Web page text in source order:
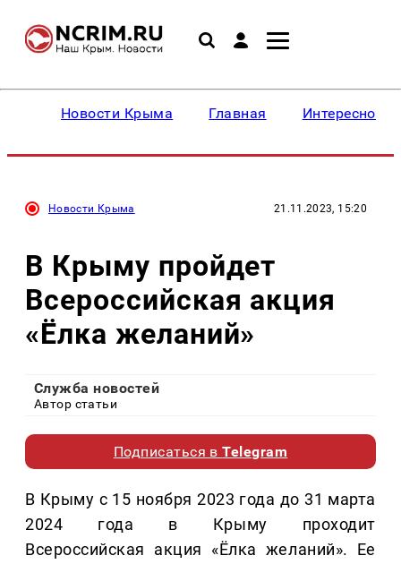
Новости Крыма Главная Интересное
Новости Крыма 21.11.2023, 15:20
В Крыму пройдет
Всероссийская акция
«Ёлка желаний»
Служба новостей
Автор статьи
Подписаться вTelegram
В Крыму с 15 ноября 2023 года до 31 марта
2024 года в Крыму проходит
Всероссийская акция «Ёлка желаний». Ее